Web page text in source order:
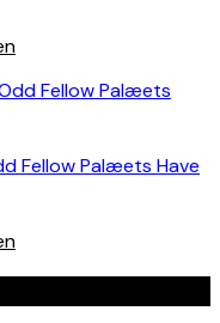
Fellow Palæets Have